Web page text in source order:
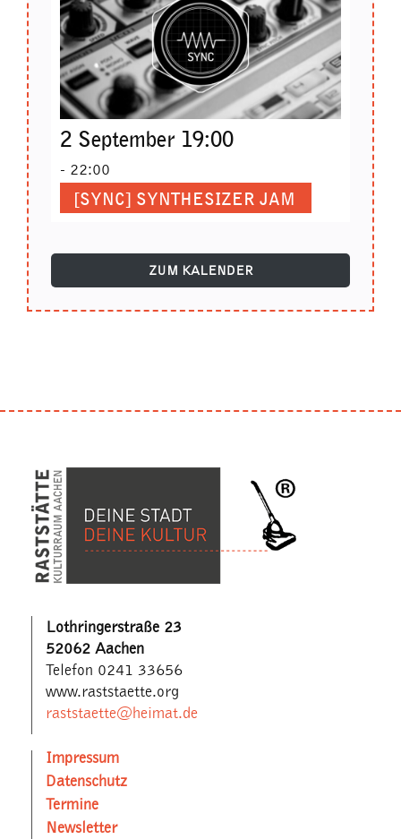
2 September 19:00
- 22:00
[SYNC] SYNTHESIZER JAM
ZUM KALENDER
Lothringerstraße 23
52062 Aachen
Telefon 0241 33656
www.raststaette.org
raststaette@heimat.de
Impressum
Datenschutz
Termine
Newsletter